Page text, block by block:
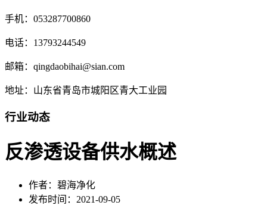
手机：053287700860
电话：13793244549
邮箱：qingdaobihai@sian.com
地址：山东省青岛市城阳区青大工业园
行业动态
反渗透设备供水概述
作者：碧海净化
发布时间：2021-09-05